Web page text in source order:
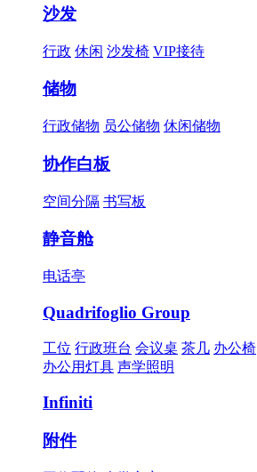
沙发
行政 休闲 沙发椅 VIP接待
储物
行政储物 员公储物 休闲储物
协作白板
空间分隔 书写板
静音舱
电话亭
Quadrifoglio Group
工位 行政班台 会议桌 茶几 办公椅
办公用灯具 声学照明
Infiniti
附件